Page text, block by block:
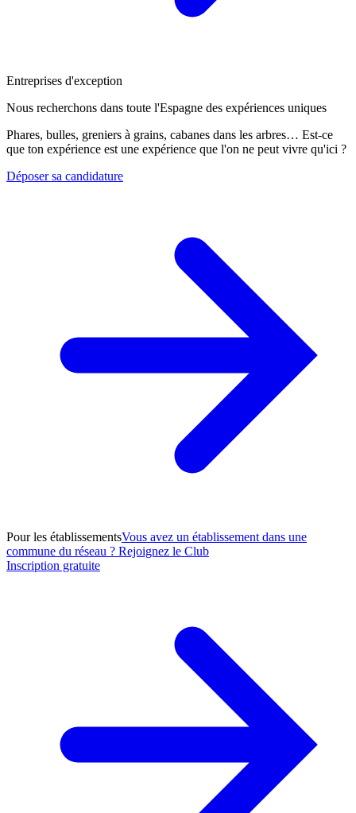
Entreprises d'exception
Nous recherchons dans toute l'Espagne des expériences uniques
Phares, bulles, greniers à grains, cabanes dans les arbres… Est-ce
que ton expérience est une expérience que l'on ne peut vivre qu'ici ?
Déposer sa candidature
Pour les établissementsVous avez un établissement dans une
commune du réseau ? Rejoignez le Club
Inscription gratuite